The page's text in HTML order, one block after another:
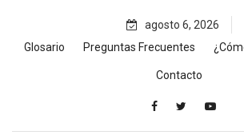
content
agosto 6, 2026
Glosario
Preguntas Frecuentes
Contacto